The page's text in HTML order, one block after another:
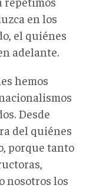
en los
el quiénes
adelante.
hemos
Desde
del quiénes
porque tanto
nosotros los